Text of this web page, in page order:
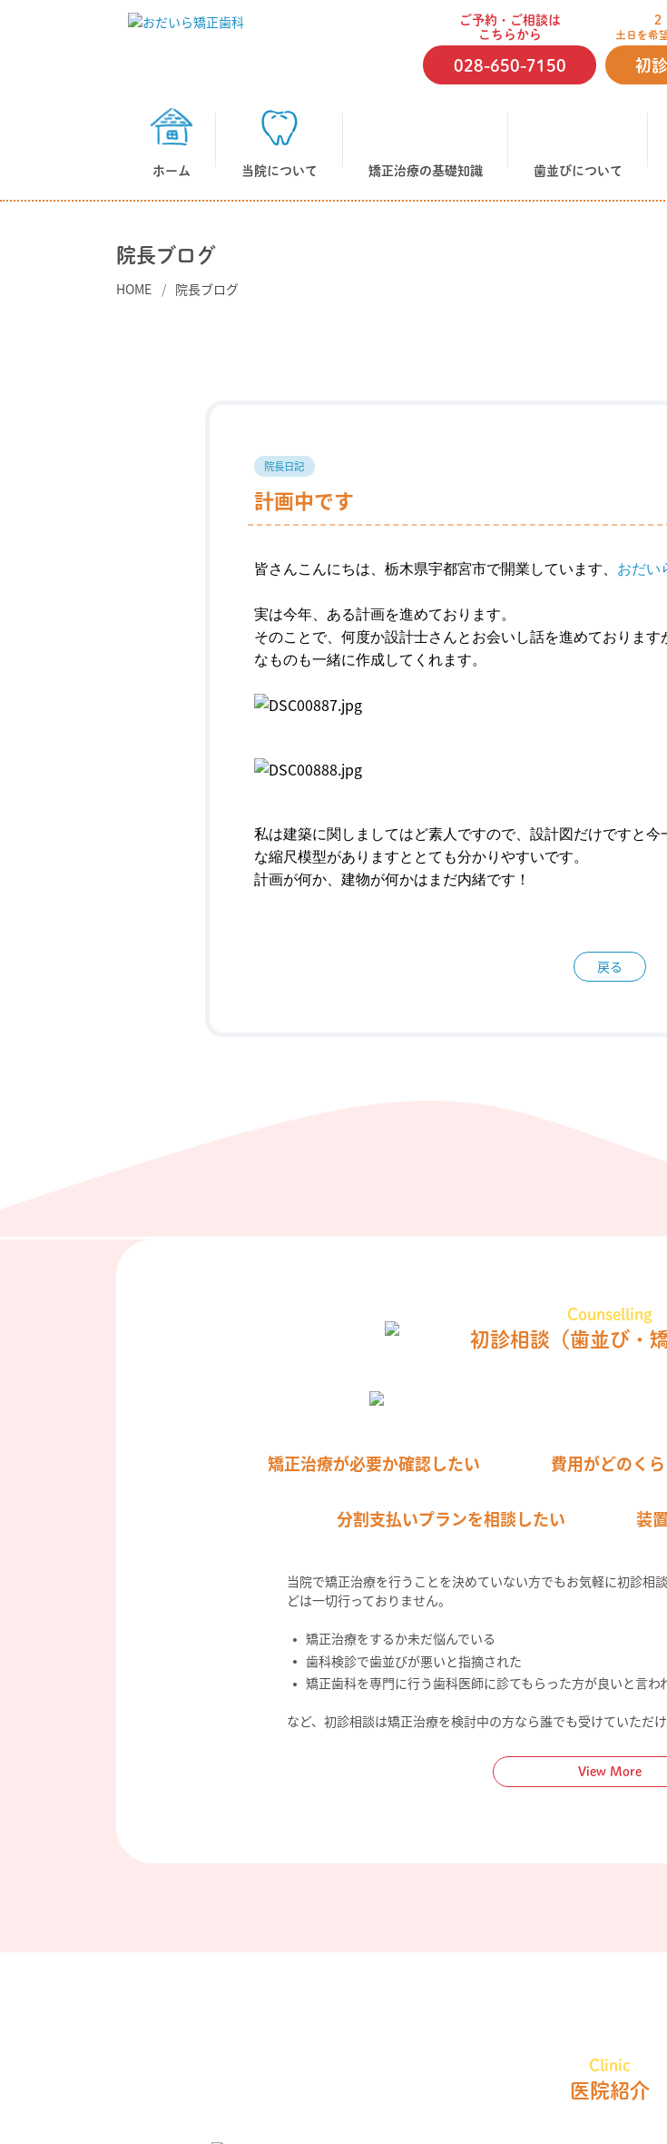
ご予約・ご相談は
こちらから
028-650-7150
土日を希
初
ホーム 当院について 矯正治療の基礎知識 歯並びについて
院長ブログ
HOME 院長ブログ
院長日記
計画中です
皆さんこんにちは、 栃木県宇都宮市で開業しています、 おだい
実は今年、ある計画を進めております。
そのことで、何度か設計士さんとお会いし話を進めておりま
なものも一緒に作成してくれます。
私は建築に関しましてはど素人ですので、設計図だけですと
な縮尺模型がありますととても分かりやすいです。
計画が何か、建物が何かはまだ内緒です！
戻る
Counselling
初診相談 （歯並び・
矯正治療が必要か確認したい 費用がどのく
分割支払いプランを相談したい 装
当院で矯正治療を行うことを決めていない方でもお気軽に初診相
どは一切行っておりません。
矯正治療をするか未だ悩んでいる
歯科検診で歯並びが悪いと指摘された
矯正歯科を専門に行う歯科医師に診てもらった方が良いと言わ
など、初診相談は矯正治療を検討中の方なら誰でも受けていただけ
View More
Clinic
医院紹介